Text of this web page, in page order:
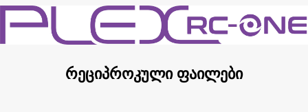
რეციპროკული ფაილები